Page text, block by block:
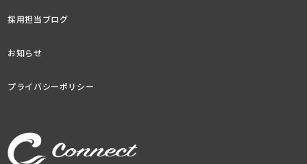
採用担当ブログ
お知らせ
プライバシーポリシー